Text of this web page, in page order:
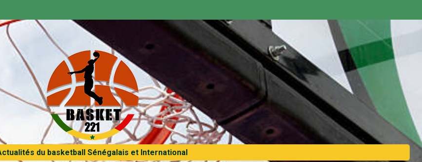
du basketball Sénégalais et International